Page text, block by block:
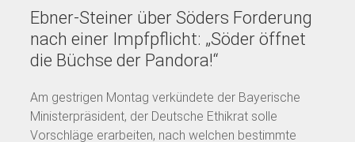
Ebner-Steiner über Söders Forderung
nach einer Impfpflicht: „Söder öffnet
die Büchse der Pandora!“
Am gestrigen Montag verkündete der Bayerische
Ministerpräsident, der Deutsche Ethikrat solle
Vorschläge erarbeiten, nach welchen bestimmte